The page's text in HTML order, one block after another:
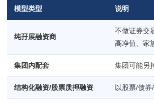
模型类型 说明
纯孖展融资商
不做证券交
高净值、家
集团内配套 集团可能另
结构化融资/股票质押融资 以股票/债